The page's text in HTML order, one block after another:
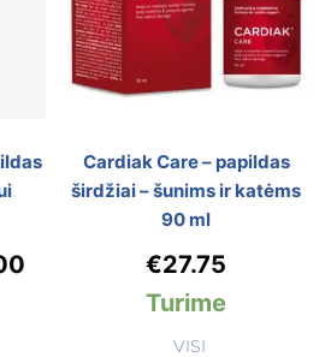
Cardiak Care – papildas
širdžiai – šunims ir katėms
90 ml
€27.75
Turime
VISI